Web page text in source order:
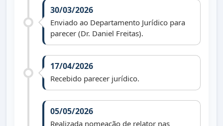
30/03/2026
Enviado ao Departamento Jurídico para
parecer (Dr. Daniel Freitas).
17/04/2026
Recebido parecer jurídico.
05/05/2026
Realizada nomeação de relator nas